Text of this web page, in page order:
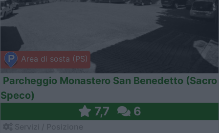
Area di sosta (PS)
Parcheggio Monastero San Benedetto (Sacro
Speco)
7,7 6